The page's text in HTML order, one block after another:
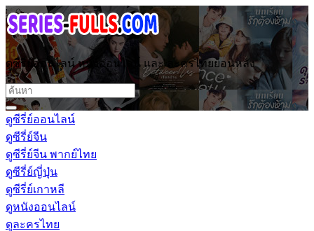
ดูซีรี่ย์ออนไลน์ หนังออนไลน์ และ ละครไทยย้อนหลัง
ดูซีรี่ย์ออนไลน์
ดูซีรี่ย์จีน
ดูซีรี่ย์จีน พากย์ไทย
ดูซีรี่ย์ญี่ปุ่น
ดูซีรี่ย์เกาหลี
ดูหนังออนไลน์
ดูละครไทย